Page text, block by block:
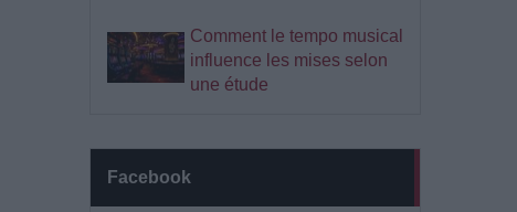
Comment le tempo musical
influence les mises selon
une étude
Facebook